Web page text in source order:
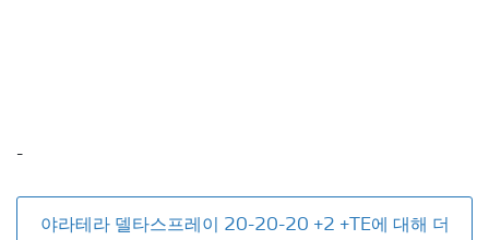
-
야라테라 델타스프레이 20-20-20 +2 +TE에 대해 더